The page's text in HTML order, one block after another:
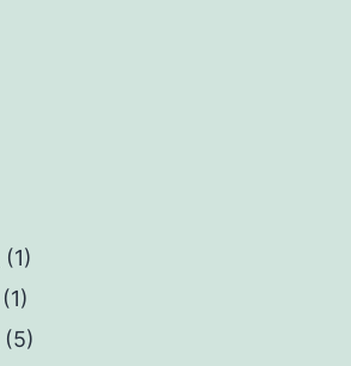
(1)
(1)
(5)